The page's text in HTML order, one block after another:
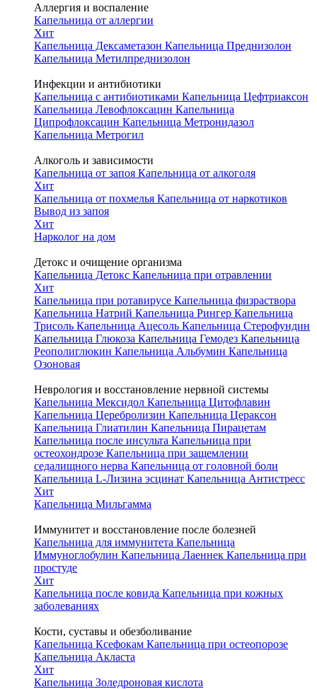
Аллергия и воспаление
Капельница от аллергии
Хит
Капельница Дексаметазон Капельница Преднизолон
Капельница Метилпреднизолон
Инфекции и антибиотики
Капельница с антибиотиками Капельница Цефтриаксон
Капельница Левофлоксацин Капельница
Ципрофлоксацин Капельница Метронидазол
Капельница Метрогил
Алкоголь и зависимости
Капельница от запоя Капельница от алкоголя
Хит
Капельница от похмелья Капельница от наркотиков
Вывод из запоя
Хит
Нарколог на дом
Детокс и очищение организма
Капельница Детокс Капельница при отравлении
Хит
Капельница при ротавирусе Капельница физраствора
Капельница Натрий Капельница Рингер Капельница
Трисоль Капельница Ацесоль Капельница Стерофундин
Капельница Глюкоза Капельница Гемодез Капельница
Реополиглюкин Капельница Альбумин Капельница
Озоновая
Неврология и восстановление нервной системы
Капельница Мексидол Капельница Цитофлавин
Капельница Церебролизин Капельница Цераксон
Капельница Глиатилин Капельница Пирацетам
Капельница после инсульта Капельница при
остеохондрозе Капельница при защемлении
седалищного нерва Капельница от головной боли
Капельница L-Лизина эсцинат Капельница Антистресс
Хит
Капельница Мильгамма
Иммунитет и восстановление после болезней
Капельница для иммунитета Капельница
Иммуноглобулин Капельница Лаеннек Капельница при
простуде
Хит
Капельница после ковида Капельница при кожных
заболеваниях
Кости, суставы и обезболивание
Капельница Ксефокам Капельница при остеопорозе
Капельница Акласта
Хит
Капельница Золедроновая кислота